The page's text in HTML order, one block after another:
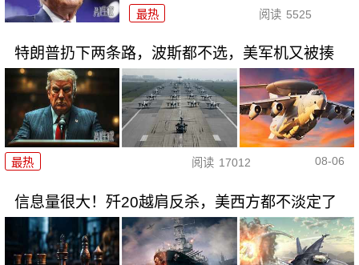
最热 阅读 5525
特朗普扔下两条路，波斯都不选，美军机又被揍
最热 阅读 17012 08-06
信息量很大！歼20越肩反杀，美西方都不淡定了